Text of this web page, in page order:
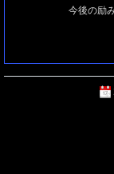
今後の励